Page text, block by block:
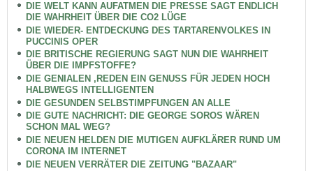
DIE WELT KANN AUFATMEN DIE PRESSE SAGT ENDLICH
DIE WAHRHEIT ÜBER DIE CO2 LÜGE
DIE WIEDER- ENTDECKUNG DES TARTARENVOLKES IN
PUCCINIS OPER
DIE BRITISCHE REGIERUNG SAGT NUN DIE WAHRHEIT
ÜBER DIE IMPFSTOFFE?
DIE GENIALEN ,REDEN EIN GENUSS FÜR JEDEN HOCH
HALBWEGS INTELLIGENTEN
DIE GESUNDEN SELBSTIMPFUNGEN AN ALLE
DIE GUTE NACHRICHT: DIE GEORGE SOROS WÄREN
SCHON MAL WEG?
DIE NEUEN HELDEN DIE MUTIGEN AUFKLÄRER RUND UM
CORONA IM INTERNET
DIE NEUEN VERRÄTER DIE ZEITUNG "BAZAAR"